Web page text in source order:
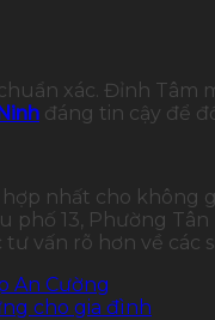
xác. Đỉnh
đáng tin cậy để
nhất cho không
phố 13, Phường Tân
tư vấn rõ hơn về các
An Cường
cho gia đình